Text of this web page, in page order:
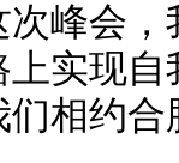
峰会
实现
相约